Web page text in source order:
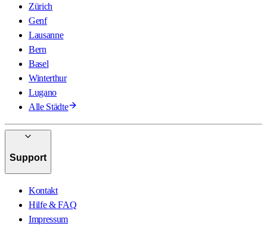
Zürich
Genf
Lausanne
Bern
Basel
Winterthur
Lugano
Alle Städte
Support
Kontakt
Hilfe & FAQ
Impressum